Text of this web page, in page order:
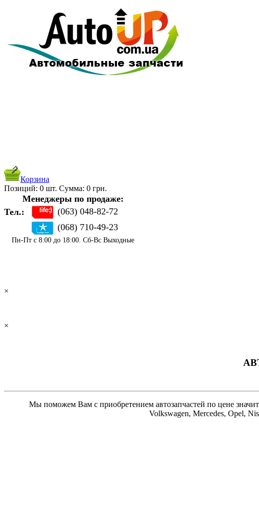
Корзина
Позиций: 0 шт. Cуммa: 0 грн.
Менеджеры по продаже:
Тел.:
(063) 048-82-72
(068) 710-49-23
Пн-Пт с 8:00 до 18:00. Сб-Вс Выходные
×
×
Мы поможем Вам с приобретением автозапчастей по цене
Volkswagen, Mercedes, Opel,